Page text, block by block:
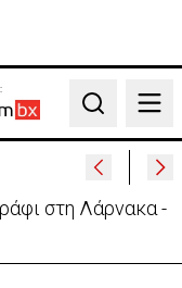
Search
στη Λάρνακα -